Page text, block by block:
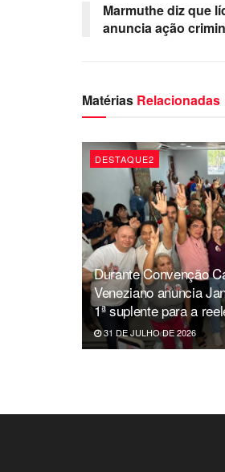
Marmuthe diz que
anuncia ação
Matérias Relacionadas
DESTAQUE2
Durante Convenção
Veneziano anuncia
1ª suplente para a
31 DE JULHO DE 2026